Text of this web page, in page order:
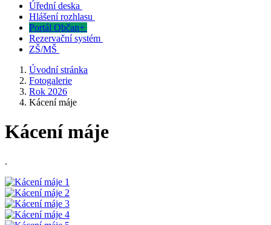
Úřední deska
Hlášení rozhlasu
Portál Občan+
Rezervační systém
ZŠ/MŠ
Úvodní stránka
Fotogalerie
Rok 2026
Kácení máje
Kácení máje
.